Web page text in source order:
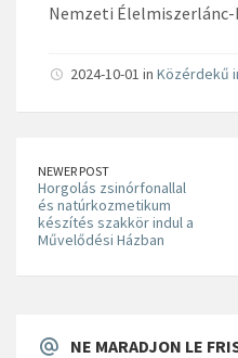
Nemzeti
2024-10-01 in Közérdekű
NEWER POST
Horgolás zsinórfonallal
és natúrkozmetikum
készítés szakkör indul a
Művelődési Házban
NE MARADJON LE